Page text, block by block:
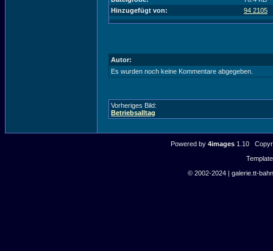
Hinzugefügt von:
94 2105
Autor:
Es wurden noch keine Kommentare abgegeben.
Vorheriges Bild:
Betriebsalltag
Powered by 4images1.10
© 2002-2024 | galerie.tt-